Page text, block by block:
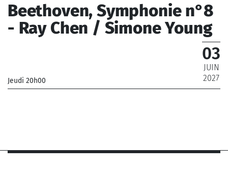
Beethoven, Symphonie n°8
- Ray Chen / Simone Young
Jeudi 20h00
03
JUIN
2027